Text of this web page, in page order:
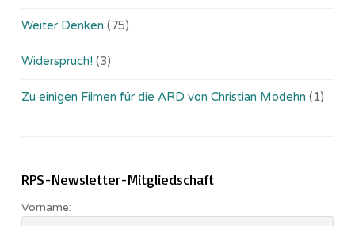
Weiter Denken (75)
Widerspruch! (3)
Zu einigen Filmen für die ARD von Christian Modehn (1)
RPS-Newsletter-Mitgliedschaft
Vorname: